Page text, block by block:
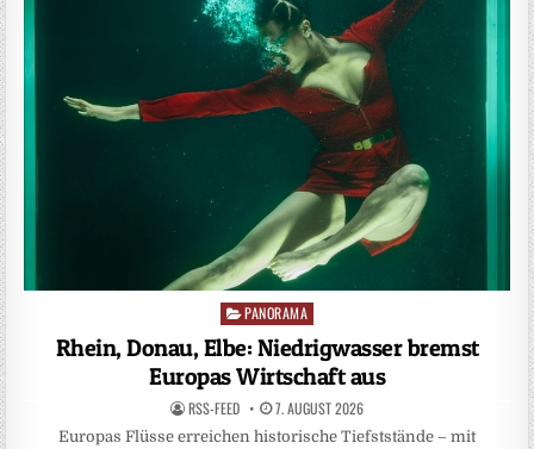
Posted
in
PANORAMA
Rhein, Donau, Elbe: Niedrigwasser bremst
Europas Wirtschaft aus
RSS-FEED 7. AUGUST 2026
Europas Flüsse erreichen historische Tiefststände – mit